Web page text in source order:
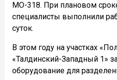
МО-318. При плановом
специалисты выполнили
суток.
В этом году на участках
«Талдинский-Западный 1»
оборудование для